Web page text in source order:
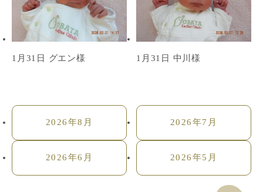
1月31日 グエン様 1月31日 中川様
2026年8月 2026年7月
2026年6月 2026年5月